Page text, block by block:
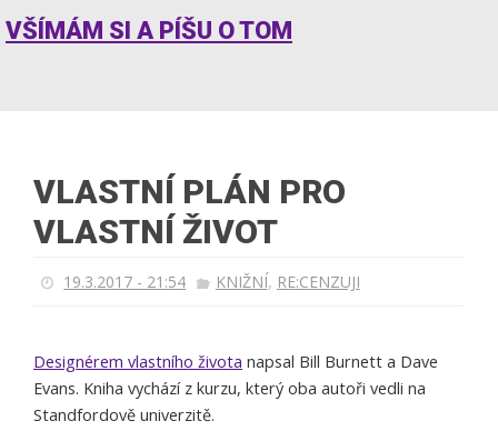
VŠÍMÁM SI A PÍŠU O TOM
VLASTNÍ PLÁN PRO
VLASTNÍ ŽIVOT
19.3.2017 - 21:54 KNIŽNÍ, RE:CENZUJI
Designérem vlastního života napsal Bill Burnett a Dave
Evans. Kniha vychází z kurzu, který oba autoři vedli na
Standfordově univerzitě.